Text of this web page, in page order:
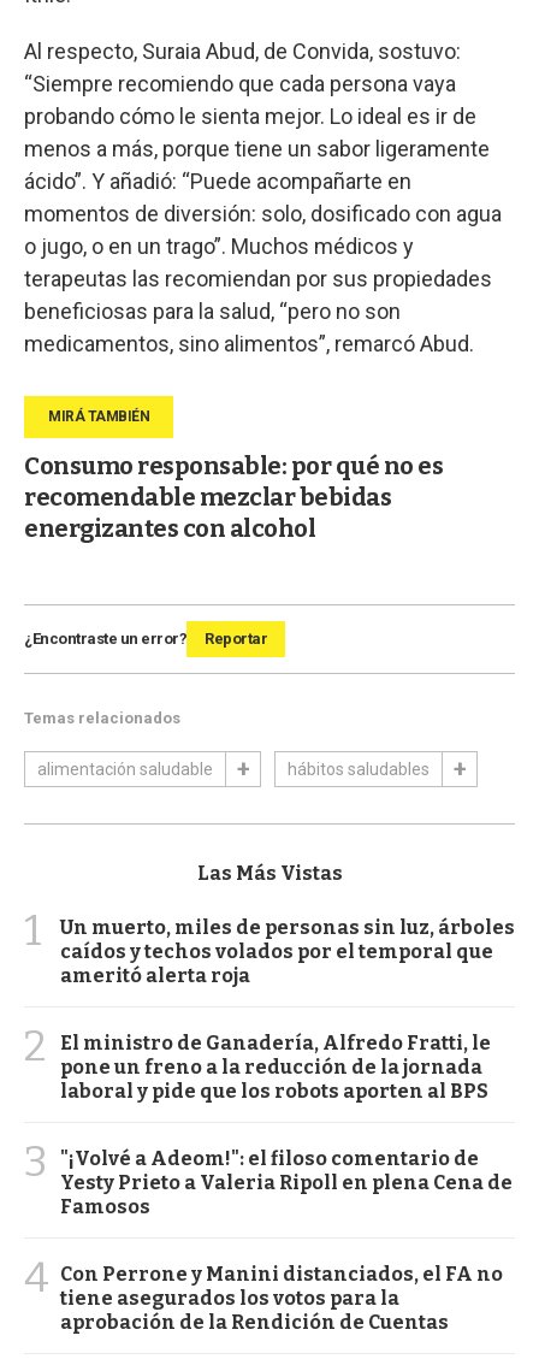
Al respecto, Suraia Abud, de Convida, sostuvo:
“Siempre recomiendo que cada persona vaya
probando cómo le sienta mejor. Lo ideal es ir de
menos a más, porque tiene un sabor ligeramente
ácido”. Y añadió: “Puede acompañarte en
momentos de diversión: solo, dosificado con agua
o jugo, o en un trago”. Muchos médicos y
terapeutas las recomiendan por sus propiedades
beneficiosas para la salud, “pero no son
medicamentos, sino alimentos”, remarcó Abud.
Consumo responsable: por qué no es
recomendable mezclar bebidas
energizantes con alcohol
¿Encontraste un error? Reportar
Temas relacionados
alimentación saludable hábitos saludables
Las Más Vistas
1
Un muerto, miles de personas sin luz, árboles
caídos y techos volados por el temporal que
ameritó alerta roja
2
El ministro de Ganadería, Alfredo Fratti, le
pone un freno a la reducción de la jornada
laboral y pide que los robots aporten al BPS
3
"¡Volvé a Adeom!": el filoso comentario de
Yesty Prieto a Valeria Ripoll en plena Cena de
Famosos
4 Con Perrone y Manini distanciados, el FA no
tiene asegurados los votos para la
aprobación de la Rendición de Cuentas